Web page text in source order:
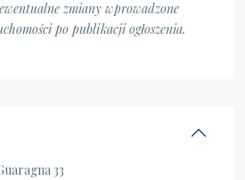
zmiany wprowadzone
po publikacji ogłoszenia.
33